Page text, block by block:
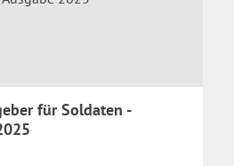
für Soldaten -